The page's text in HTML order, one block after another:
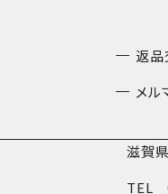
返
メル
滋賀
TEL